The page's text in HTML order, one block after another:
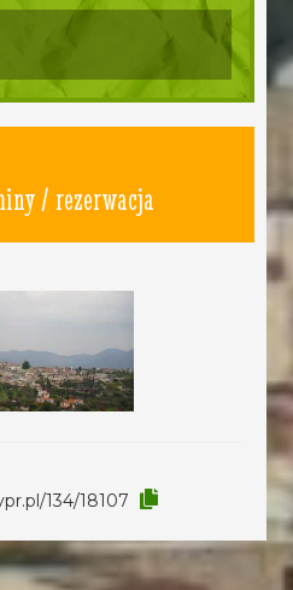
/ rezerwacja
134/18107